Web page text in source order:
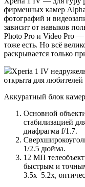
фирменных камер
фотографий и
зависит от навыков
Photo Pro и Video Pro
тоже есть. Но всё
раскрывается только
Xperia 1 IV
открыта для
Аккуратный блок
Основной
стабилизацией
диафрагма f/1.7.
1/2.5 дюйма.
12 МП
быстрым и
3.5х–5.2х,